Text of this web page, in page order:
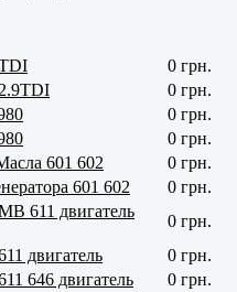
0 грн.
0 грн.
0 грн.
0 грн.
601 602
0 грн.
601 602
0 грн.
611 двигатель
0 грн.
двигатель
0 грн.
646 двигатель
0 грн.